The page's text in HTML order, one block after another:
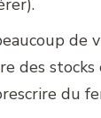
de
des
du